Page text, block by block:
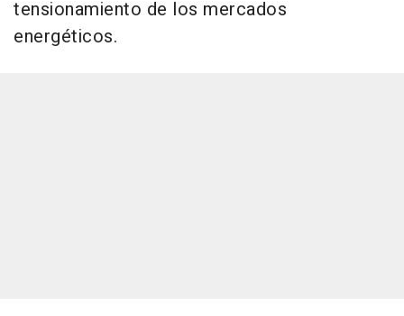
tensionamiento de los mercados
energéticos.